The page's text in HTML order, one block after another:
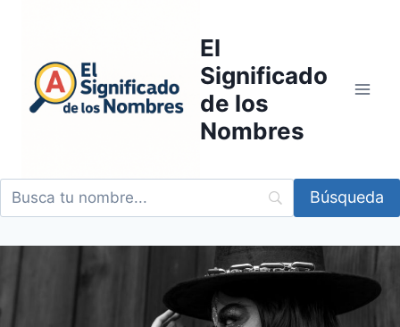
contenido
El
Significado
de los
Nombres